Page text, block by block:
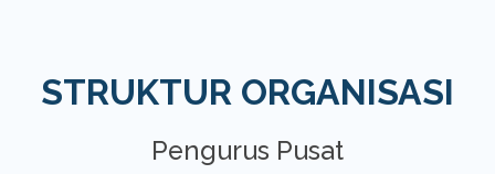
STRUKTUR ORGANISASI
Pengurus Pusat